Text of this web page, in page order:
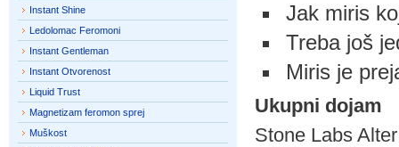
Jak miris
Treba još
Miris je
Ukupni dojam
Stone Labs
Instant Shine
Ledolomac Feromoni
Instant Gentleman
Instant Otvorenost
Liquid Trust
Magnetizam feromon sprej
Muškost